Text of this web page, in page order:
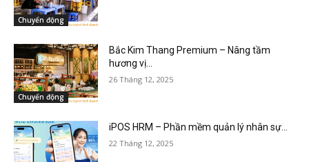
Chuyển động
Chuyển động
Bắc Kim Thang Premium – Nâng tầm
hương vị...
26 Tháng 12, 2025
iPOS HRM – Phần mềm quản lý nhân sự...
22 Tháng 12, 2025